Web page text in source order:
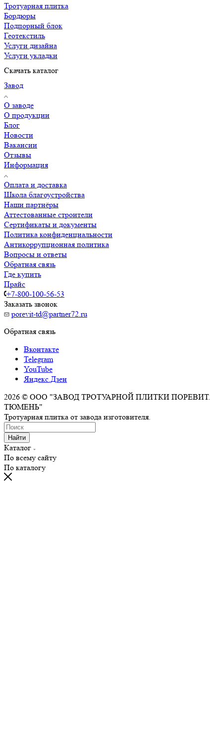
Тротуарная плитка
Бордюры
Подпорный блок
Геотекстиль
Услуги дизайна
Услуги укладки
Скачать каталог
Завод
О заводе
О продукции
Блог
Новости
Вакансии
Отзывы
Информация
Оплата и доставка
Школа благоустройства
Наши партнёры
Аттестованные строители
Сертификаты и документы
Политика конфиденциальности
Антикоррупционная политика
Вопросы и ответы
Обратная связь
Где купить
Прайс
+7-800-100-56-53
Заказать звонок
porevit-td@partner72.ru
Обратная связь
Вконтакте
Telegram
YouTube
Яндекс.Дзен
2026 © ООО "ЗАВОД ТРОТУАРНОЙ ПЛИТКИ ПОРЕВИТ.
ТЮМЕНЬ"
Тротуарная плитка от завода изготовителя.
Найти
Каталог
По всему сайту
По каталогу